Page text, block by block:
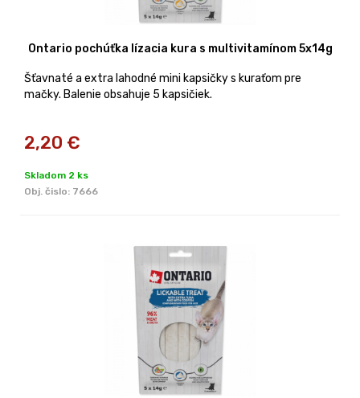
Ontario pochúťka lízacia kura s multivitamínom 5x14g
Šťavnaté a extra lahodné mini kapsičky s kuraťom pre
mačky. Balenie obsahuje 5 kapsičiek.
2,20 €
Skladom 2 ks
Obj. čislo: 7666